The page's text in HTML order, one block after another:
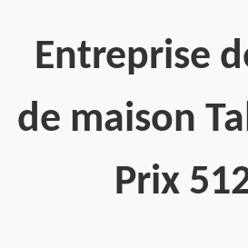
Entreprise
de maison
Prix